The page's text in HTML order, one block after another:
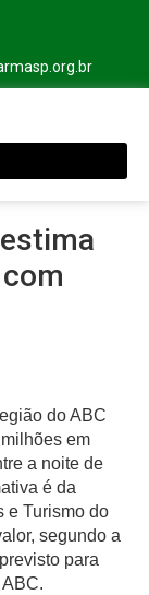
do ABC
em
a noite de
é da
e Turismo do
segundo a
para